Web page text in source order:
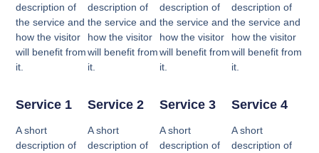
description of
the service and
how the visitor
will benefit from
it.
description of
the service and
how the visitor
will benefit from
it.
description of
the service and
how the visitor
will benefit from
it.
description of
the service and
how the visitor
will benefit from
it.
Service 1
A short
description of
Service 2
A short
description of
Service 3
A short
description of
Service 4
A short
description of